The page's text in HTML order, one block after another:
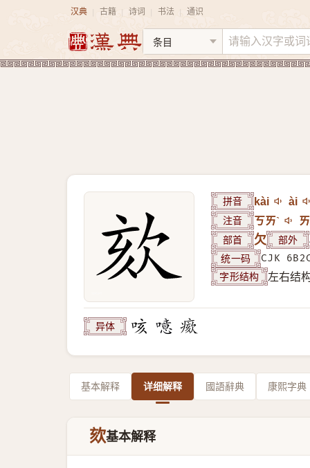
汉典 古籍 诗词 书法 通识
拼音 kài ài
注音 ㄎㄞˋ
部首 欠 部外
统一码 CJK
字形结构 左右结
异体
基本解释 详细解释 國語辭典 康熙字典
欬基本解释